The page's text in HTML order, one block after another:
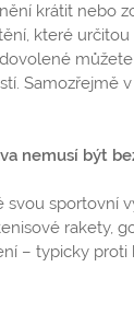
krátit nebo
které
Samozřejmě
nemusí být
svou sportovní
rakety,
– typicky proti